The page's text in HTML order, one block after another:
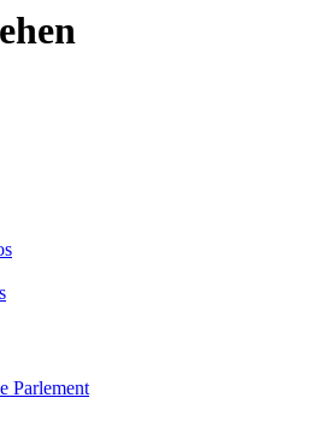
Parlement